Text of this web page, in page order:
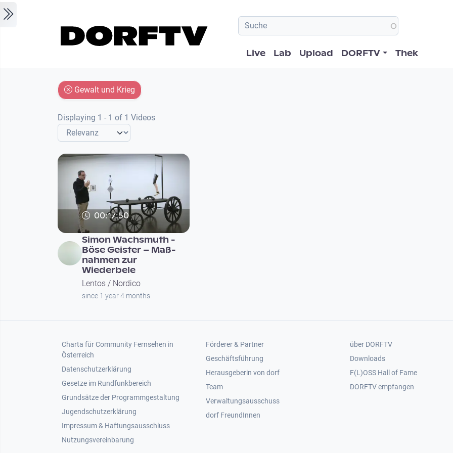
Hauptnavigation
Live Lab Upload DORFTV Thek
Gewalt und Krieg
Displaying 1 - 1 of 1 Videos
00:17:50
Simon Wachs­muth -
Böse Geis­ter – Maß­
nah­men zur
Wiederbele
Lentos / Nordico
since 1 year 4 months
Footer 1
Charta für Community Fernsehen in
Österreich
Datenschutzerklärung
Gesetze im Rundfunkbereich
Grundsätze der Programmgestaltung
Jugendschutzerklärung
Impressum & Haftungsausschluss
Nutzungsvereinbarung
Footer 2
Förderer & Partner
Geschäftsführung
Herausgeberin von dorf
Team
Verwaltungsausschuss
dorf FreundInnen
Footer 3
über DORFTV
Downloads
F(L)OSS Hall of Fame
Footer 4
DORFTV empfangen